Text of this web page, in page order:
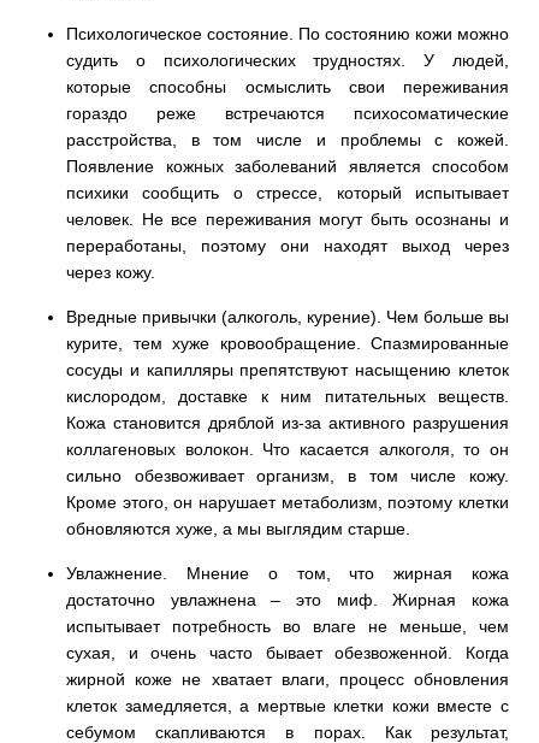
Психологическое состояние. По состоянию кожи можно
судить о психологических трудностях. У людей,
которые способны осмыслить свои переживания
гораздо реже встречаются психосоматические
расстройства, в том числе и проблемы с кожей.
Появление кожных заболеваний является способом
психики сообщить о стрессе, который испытывает
человек. Не все переживания могут быть осознаны и
переработаны, поэтому они находят выход через
через кожу.
Вредные привычки (алкоголь, курение). Чем больше вы
курите, тем хуже кровообращение. Спазмированные
сосуды и капилляры препятствуют насыщению клеток
кислородом, доставке к ним питательных веществ.
Кожа становится дряблой из-за активного разрушения
коллагеновых волокон. Что касается алкоголя, то он
сильно обезвоживает организм, в том числе кожу.
Кроме этого, он нарушает метаболизм, поэтому клетки
обновляются хуже, а мы выглядим старше.
Увлажнение. Мнение о том, что жирная кожа
достаточно увлажнена – это миф. Жирная кожа
испытывает потребность во влаге не меньше, чем
сухая, и очень часто бывает обезвоженной. Когда
жирной коже не хватает влаги, процесс обновления
клеток замедляется, а мертвые клетки кожи вместе с
себумом скапливаются в порах. Как результат,